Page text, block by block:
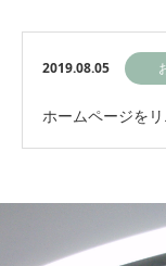
2019.08.05
ホームページをリ